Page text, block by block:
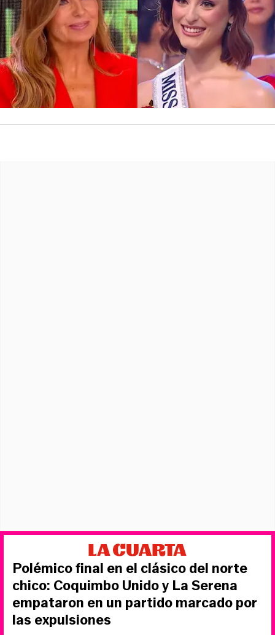
Polémico final en el clásico del norte
chico: Coquimbo Unido y La Serena
empataron en un partido marcado por
las expulsiones